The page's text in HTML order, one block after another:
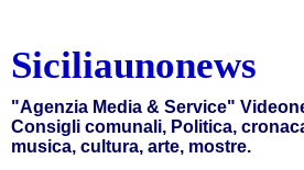
Siciliaunonews
"Agenzia Media & Service"
Consigli comunali, Politica,
musica, cultura, arte, mostre.